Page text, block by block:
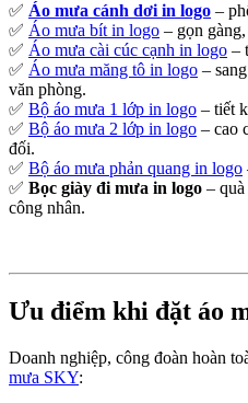
✅ Áo mưa cánh dơi in logo –
✅ Áo mưa bít in logo – gọn
✅ Áo mưa cài cúc cạnh in logo –
✅ Áo mưa măng tô in logo –
văn phòng.
✅ Bộ áo mưa 1 lớp in logo – tiết
✅ Bộ áo mưa 2 lớp in logo – cao
đối.
✅ Bộ áo mưa phản quang in logo
✅ Bọc giày đi mưa in logo –
công nhân.
Ưu điểm khi đặt áo
Doanh nghiệp, công đoàn hoàn
mưa SKY: